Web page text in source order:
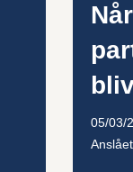
Når
05/03/